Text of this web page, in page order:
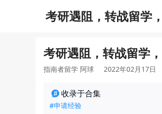
考研遇阻，转战留学
考研遇阻，转战留学
指南者留学 阿球
2022年02月17日
收录于合集
#申请经验